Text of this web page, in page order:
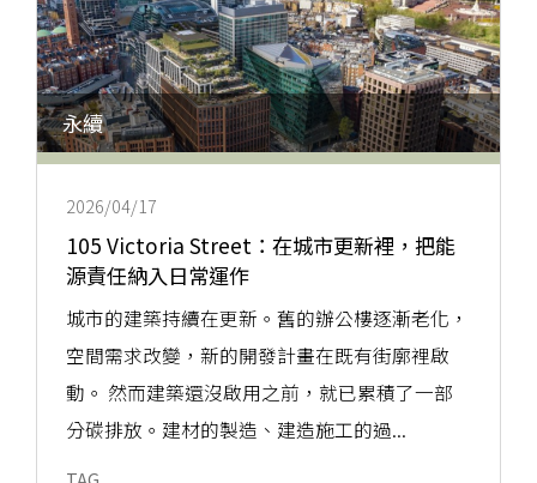
永續
2026/04/17
105 Victoria Street：在城市更新裡，把能
源責任納入日常運作
城市的建築持續在更新。舊的辦公樓逐漸老化，
空間需求改變，新的開發計畫在既有街廓裡啟
動。 然而建築還沒啟用之前，就已累積了一部
分碳排放。建材的製造、建造施工的過...